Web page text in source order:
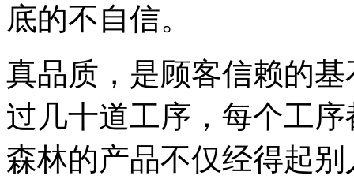
底的不自信。
真品质，是顾客信赖的
过几十道工序，每个工
森林的产品不仅经得起